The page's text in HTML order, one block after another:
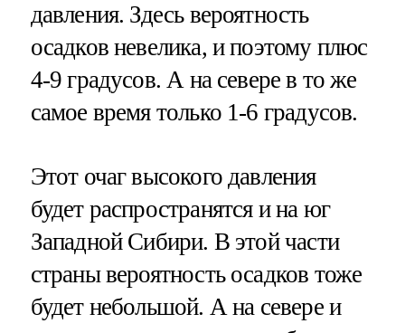
давления. Здесь вероятность
осадков невелика, и поэтому плюс
4-9 градусов. А на севере в то же
самое время только 1-6 градусов.
Этот очаг высокого давления
будет распространятся и на юг
Западной Сибири. В этой части
страны вероятность осадков тоже
будет небольшой. А на севере и